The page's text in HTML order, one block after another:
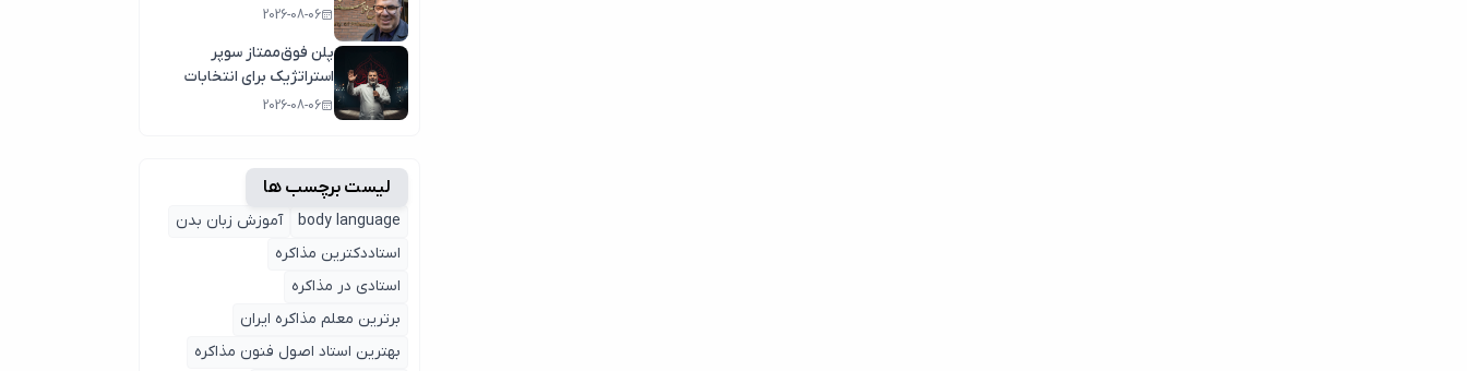
2026-08-06
پلن فوق‌ممتاز سوپر
استراتژیک برای انتخابات
2026-08-06
لیست برچسب ها
body language
آموزش زبان بدن
استاددکترین مذاکره
استادی در مذاکره
برترین معلم مذاکره ایران
بهترین استاد اصول ‌فنون مذاکره